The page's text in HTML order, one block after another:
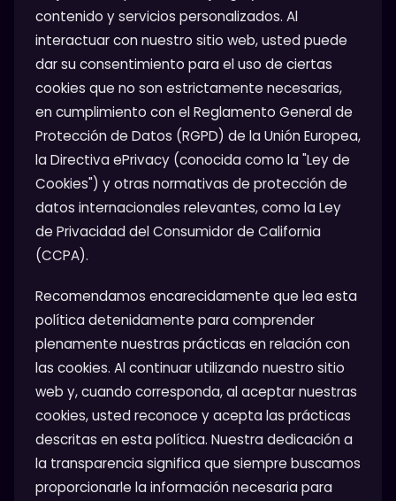
contenido y servicios personalizados. Al
interactuar con nuestro sitio web, usted puede
dar su consentimiento para el uso de ciertas
cookies que no son estrictamente necesarias,
en cumplimiento con el Reglamento General de
Protección de Datos (RGPD) de la Unión Europea,
la Directiva ePrivacy (conocida como la "Ley de
Cookies") y otras normativas de protección de
datos internacionales relevantes, como la Ley
de Privacidad del Consumidor de California
(CCPA).
Recomendamos encarecidamente que lea esta
política detenidamente para comprender
plenamente nuestras prácticas en relación con
las cookies. Al continuar utilizando nuestro sitio
web y, cuando corresponda, al aceptar nuestras
cookies, usted reconoce y acepta las prácticas
descritas en esta política. Nuestra dedicación a
la transparencia significa que siempre buscamos
proporcionarle la información necesaria para